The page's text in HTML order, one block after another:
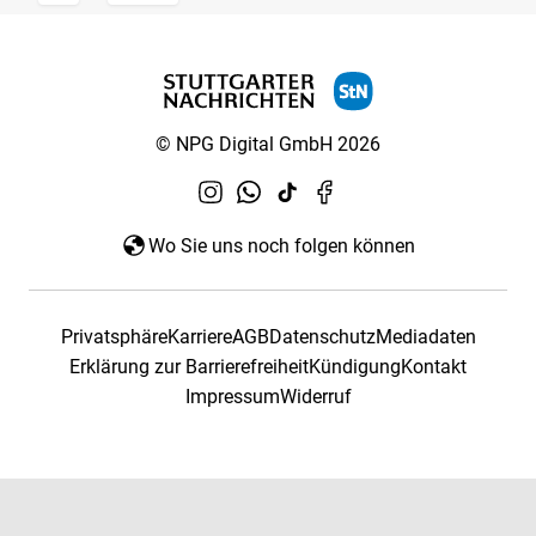
© NPG Digital GmbH 2026
Wo Sie uns noch folgen können
PrivatsphäreKarriereAGBDatenschutzMediadaten
Erklärung zur BarrierefreiheitKündigungKontakt
ImpressumWiderruf